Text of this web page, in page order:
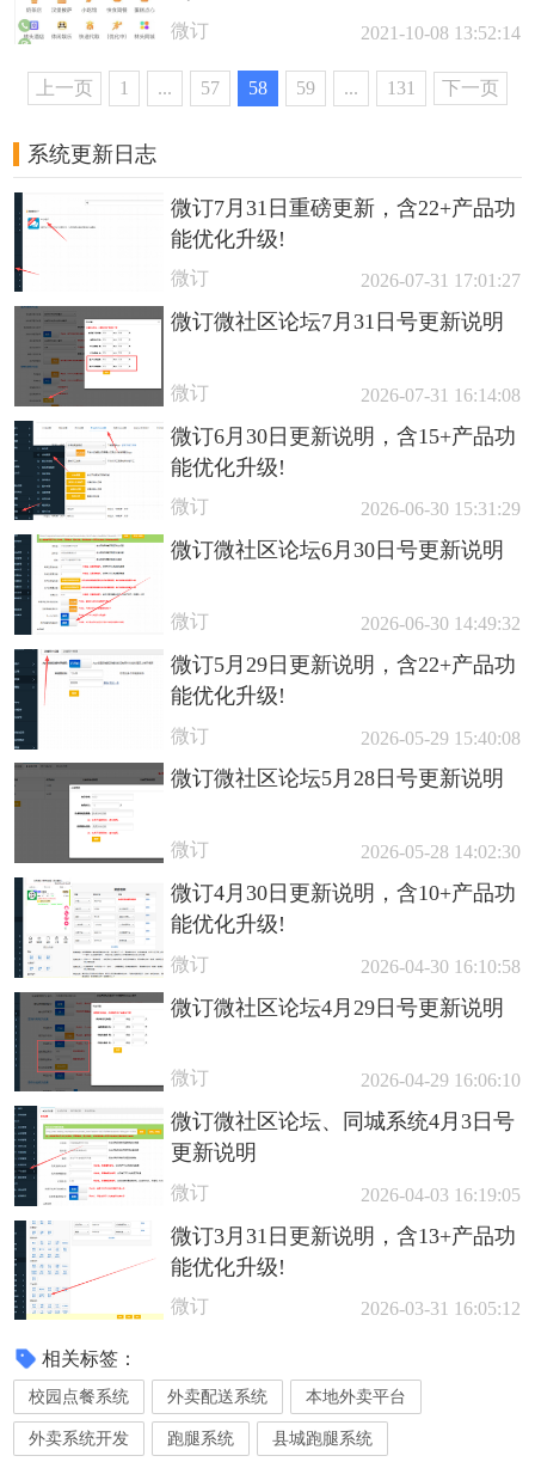
微订 2021-10-08 13:52:14
上一页 1 ... 57 58 59 ... 131 下一页
系统更新日志
微订7月31日重磅更新，含22+产品功
能优化升级!
微订 2026-07-31 17:01:27
微订微社区论坛7月31日号更新说明
微订 2026-07-31 16:14:08
微订6月30日更新说明，含15+产品功
能优化升级!
微订 2026-06-30 15:31:29
微订微社区论坛6月30日号更新说明
微订 2026-06-30 14:49:32
微订5月29日更新说明，含22+产品功
能优化升级!
微订 2026-05-29 15:40:08
微订微社区论坛5月28日号更新说明
微订 2026-05-28 14:02:30
微订4月30日更新说明，含10+产品功
能优化升级!
微订 2026-04-30 16:10:58
微订微社区论坛4月29日号更新说明
微订 2026-04-29 16:06:10
微订微社区论坛、同城系统4月3日号
更新说明
微订 2026-04-03 16:19:05
微订3月31日更新说明，含13+产品功
能优化升级!
微订 2026-03-31 16:05:12
相关标签：
校园点餐系统 外卖配送系统 本地外卖平台
外卖系统开发 跑腿系统 县城跑腿系统